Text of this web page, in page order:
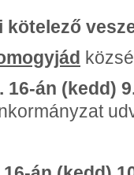
kötelező
16-án (kedd)